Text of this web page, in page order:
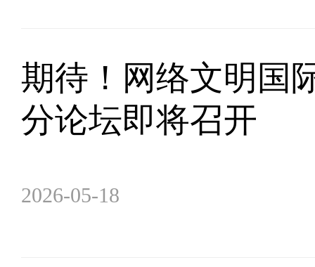
期待！网络文明国
分论坛即将召开
2026-05-18